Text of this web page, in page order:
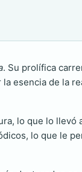
. Su prolífica
esencia de la
lo que lo llevó
lo que le